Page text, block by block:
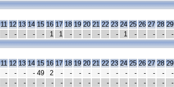
11 12 13 14 15 16 17 18 19 20 21 22 23 24 25 26 27 28 29
- - - - - 1 1 - - - - - - 1 - - - - -
11 12 13 14 15 16 17 18 19 20 21 22 23 24 25 26 27 28 29
- - - - 49 2 - - - - - - - - - - - - -
- - - - - - - - - - - - - - - - - - -